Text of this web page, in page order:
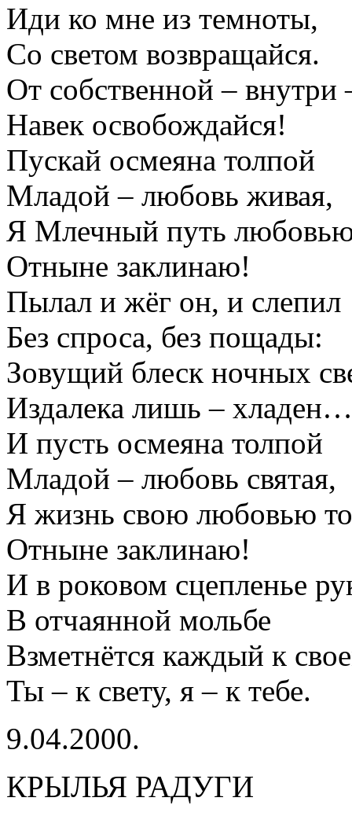
Иди ко мне из темноты,
Со светом возвращайся.
От собственной –
Навек освобождайся!
Пускай осмеяна толпой
Младой – любовь живая,
Я Млечный путь
Отныне заклинаю!
Пылал и жёг он, и слепил
Без спроса, без пощады:
Зовущий блеск ночных
Издалека лишь – хладен…
И пусть осмеяна толпой
Младой – любовь святая,
Я жизнь свою любовью
Отныне заклинаю!
И в роковом сцепленье
В отчаянной мольбе
Взметнётся каждый к
Ты – к свету, я – к тебе.
9.04.2000.
КРЫЛЬЯ РАДУГИ